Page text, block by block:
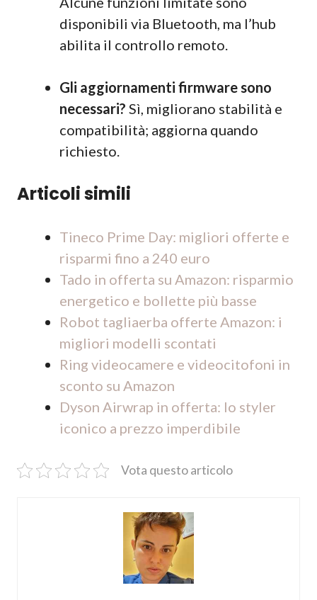
disponibili via Bluetooth, ma l’hub
abilita il controllo remoto.
Gli aggiornamenti firmware sono
necessari? Sì, migliorano stabilità e
compatibilità; aggiorna quando
richiesto.
Articoli simili
Tineco Prime Day: migliori offerte e
risparmi fino a 240 euro
Tado in offerta su Amazon: risparmio
energetico e bollette più basse
Robot tagliaerba offerte Amazon: i
migliori modelli scontati
Ring videocamere e videocitofoni in
sconto su Amazon
Dyson Airwrap in offerta: lo styler
iconico a prezzo imperdibile
Vota questo articolo